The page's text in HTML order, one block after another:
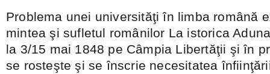
Problema unei universităţi în limba română
mintea şi sufletul românilor La istorica
la 3/15 mai 1848 pe Câmpia Libertăţii şi în
se rosteşte şi se înscrie necesitatea